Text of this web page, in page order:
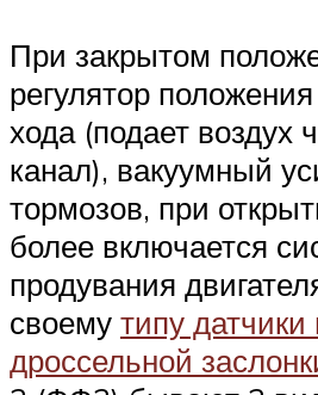
При закрытом
регулятор положения
хода (подает воздух
канал), вакуумный
тормозов, при
более включается
продувания
своему типу
дроссельной